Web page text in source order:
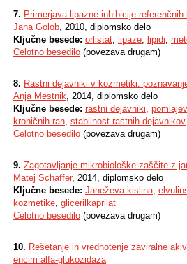
7. Primerjava lipazne inhibicije
Jana Golob, 2010, diplomsko delo
Ključne besede: orlistat, lipaze, lipidi,
Celotno besedilo (povezava drugam)
8. Rastni dejavniki v kozmetiki:
Anja Mestnik, 2014, diplomsko delo
Ključne besede: rastni dejavniki,
kroničnih ran, stabilnost rastnih dejavnikov
Celotno besedilo (povezava drugam)
9. Zagotavljanje mikrobiološke zaščite z
Matej Schaffer, 2014, diplomsko delo
Ključne besede: Janeževa kislina,
kozmetike, glicerilkaprilat
Celotno besedilo (povezava drugam)
10. Rešetanje in vrednotenje zaviralne
encim alfa-glukozidaza